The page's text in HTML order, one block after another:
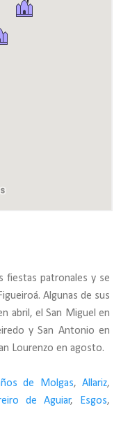
fiestas patronales y se
Algunas de sus
abril, el San Miguel en
y San Antonio en
Lourenzo en agosto.
de Molgas,Allariz,
de Aguiar, Esgos,